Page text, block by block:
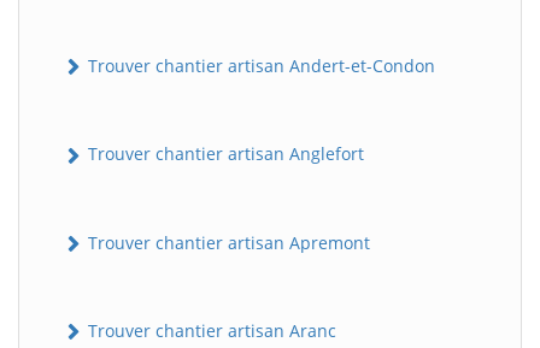
Trouver chantier artisan Andert-et-Condon
Trouver chantier artisan Anglefort
Trouver chantier artisan Apremont
Trouver chantier artisan Aranc